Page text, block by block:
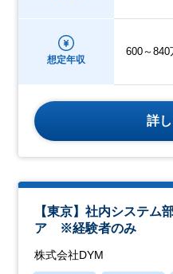
想定年収
600～840
詳
【東京】社内システム
ア ※経験者のみ
株式会社DYM